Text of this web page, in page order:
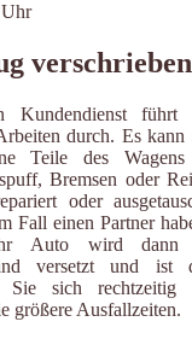
Uhr
verschrieben
Kundendienst führt
durch. Es
Teile des
Bremsen oder
oder
Fall einen Partner
Auto wird
versetzt und
Sie sich rechtzeitig
größere Ausfallzeiten.